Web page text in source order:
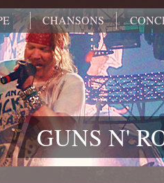
CHANSONS
GUNS N'